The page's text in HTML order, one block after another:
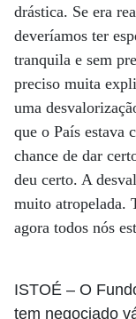
drástica. Se era
deveríamos ter
tranquila e sem
preciso muita
uma
que o País estava
chance de dar
deu certo. A
muito atropelada.
agora todos nós
ISTOÉ – O
tem negociado